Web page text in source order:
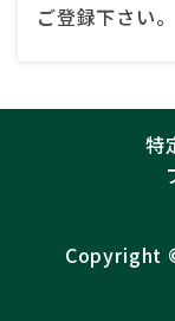
ご登録下さい。
特
Copyright